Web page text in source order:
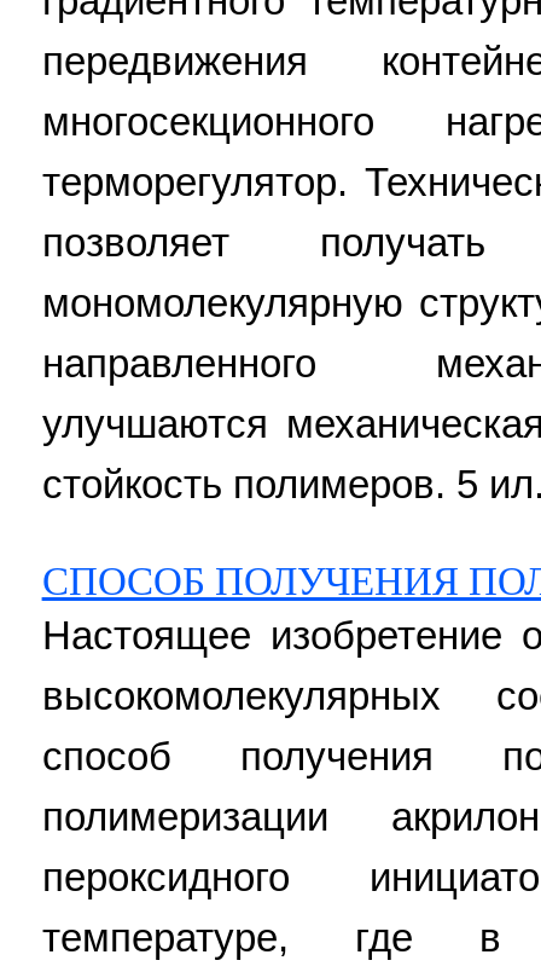
передвижения
многосекционного
терморегулятор.
позволяет
мономолекулярную
направленного
улучшаются
стойкость полимеров. 5
СПОСОБ ПОЛУЧЕНИЯ
Настоящее изобретение
высокомолекулярных
способ получения
полимеризации
пероксидного
температуре, где в